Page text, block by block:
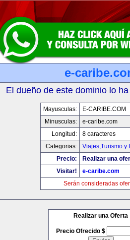
e-
El dueño de este dominio lo
Mayusculas:
E-CARIBE.COM
Minusculas:
e-caribe.com
Longitud:
8 caracteres
Categorias:
Viajes,Turismo y
Precio:
Realizar una
Visitar!
e-caribe.com
Serán consideradas
Realizar una Oferta
Precio Ofrecido $